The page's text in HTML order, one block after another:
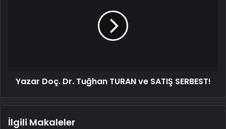
Yazar Doç. Dr. Tuğhan TURAN ve SATIŞ SERBEST!
İlgili Makaleler